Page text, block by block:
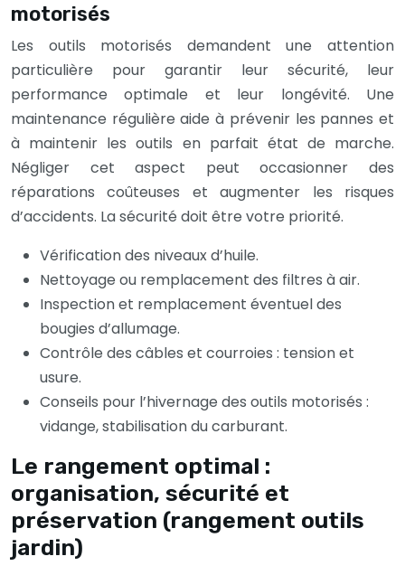
motorisés
Les outils motorisés demandent une attention
particulière pour garantir leur sécurité, leur
performance optimale et leur longévité. Une
maintenance régulière aide à prévenir les pannes et
à maintenir les outils en parfait état de marche.
Négliger cet aspect peut occasionner des
réparations coûteuses et augmenter les risques
d’accidents. La sécurité doit être votre priorité.
Vérification des niveaux d’huile.
Nettoyage ou remplacement des filtres à air.
Inspection et remplacement éventuel des
bougies d’allumage.
Contrôle des câbles et courroies : tension et
usure.
Conseils pour l’hivernage des outils motorisés :
vidange, stabilisation du carburant.
Le rangement optimal :
organisation, sécurité et
préservation (rangement outils
jardin)